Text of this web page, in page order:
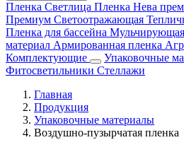
Пленка Светлица Пленка Нева
Премиум Светоотражающая
Пленка для бассейна
материал Армированная пленка
Комплектующие
Упаковочные
Фитосветильники Стеллажи
Главная
Продукция
Упаковочные материалы
Воздушно-пузырчатая пленка